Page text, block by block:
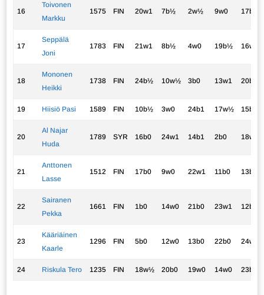
16
Toivonen
Markku
1575 FIN 20w1 7b½ 2w½ 9w0 17b0
17
Seppälä
Joni
1783 FIN 21w1 8b½ 4w0 19b½ 16w1
18
Mononen
Heikki
1738 FIN 24b½ 10w½ 3b0 13w1 20b½
19 Hiisiö Pasi 1589 FIN 10b½ 3w0 24b1 17w½ 15b0
20
Al Najar
Huda
1789 SYR 16b0 24w1 14b1 2b0 18w½
21
Anttonen
Lasse
1512 FIN 17b0 9w0 22w1 11b0 13b0
22
Sairanen
Pekka
1661 FIN 1b0 14w0 21b0 23w1 12b0
23
Kääriäinen
Kaarle
1296 FIN 5b0 12w0 13b0 22b0 24w1
24 Riskula Tero 1235 FIN 18w½ 20b0 19w0 14w0 23b0